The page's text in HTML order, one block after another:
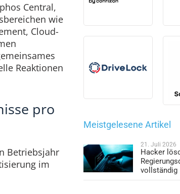
Central,
wie
Cloud-
Reaktionen
pro
Betriebsjahr
im
Meistgelesene Artikel
21. Juli 2026
Hacker
vollständig